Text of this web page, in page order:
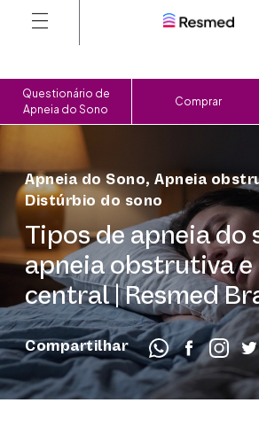
Questionário de
Apneia do Sono
Comprar
Apneia do Sono, Apneia
Distúrbio do sono
Tipos de apneia do
apneia obstrutiva e
central | Resmed
Compartilhar